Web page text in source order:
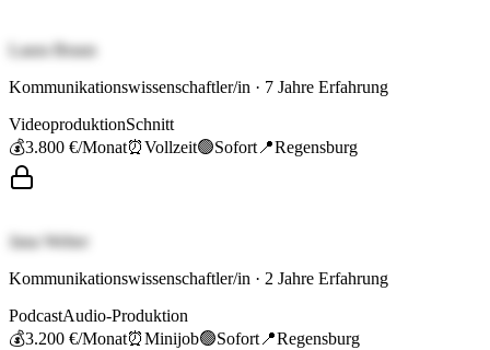
Laura Braun
Kommunikationswissenschaftler/in · 7 Jahre Erfahrung
VideoproduktionSchnitt
💰3.800 €/Monat⏰Vollzeit🟢Sofort 📍Regensburg
Jana Weber
Kommunikationswissenschaftler/in · 2 Jahre Erfahrung
PodcastAudio-Produktion
💰3.200 €/Monat⏰Minijob🟢Sofort 📍Regensburg